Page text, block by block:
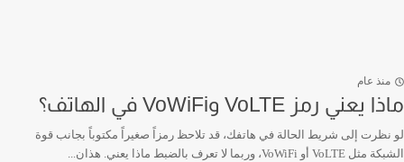
منذ عام
ماذا يعني رمز VoLTE وVoWiFi في الهاتف؟
لو نظرت إلى شريط الحالة في هاتفك، قد تلاحظ رمزاً صغيراً مكتوباً بجانب قوة
الشبكة مثل VoLTE أو VoWiFi، وربما لا تعرف بالضبط ماذا يعني. هذان...